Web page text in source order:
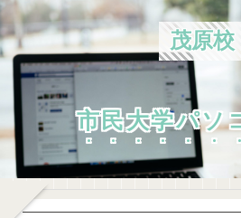
茂原校
市民大学パソ